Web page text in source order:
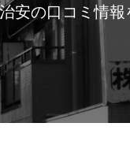
安の口コミ情報